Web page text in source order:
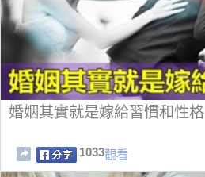
婚姻其實就是嫁給習慣和性格
1033觀看